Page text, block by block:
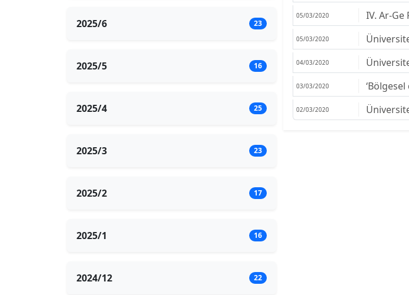
2025/6 23
2025/5 16
2025/4 25
2025/3 23
2025/2 17
2025/1 16
2024/12 22
05/03/2020 IV. Ar-Ge
05/03/2020
04/03/2020
03/03/2020
02/03/2020